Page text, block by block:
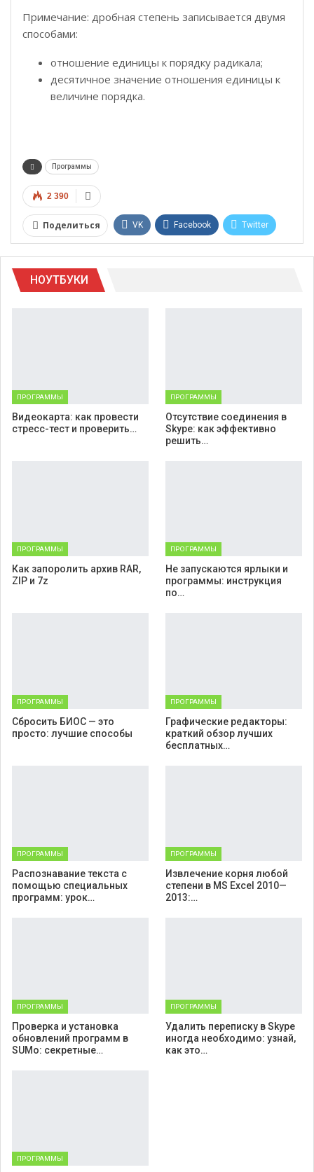
Примечание: дробная степень записывается двумя
способами:
отношение единицы к порядку радикала;
десятичное значение отношения единицы к
величине порядка.
Программы
2 390
Поделиться VK Facebook Twitter
Telegram
НОУТБУКИ
ПРОГРАММЫ
Видеокарта: как провести
стресс-тест и проверить…
ПРОГРАММЫ
Отсутствие соединения в
Skype: как эффективно
решить…
ПРОГРАММЫ
Как запоролить архив RAR,
ZIP и 7z
ПРОГРАММЫ
Не запускаются ярлыки и
программы: инструкция
по…
ПРОГРАММЫ
Cбросить БИОС — это
просто: лучшие способы
ПРОГРАММЫ
Графические редакторы:
краткий обзор лучших
бесплатных…
ПРОГРАММЫ
Распознавание текста с
помощью специальных
программ: урок…
ПРОГРАММЫ
Извлечение корня любой
степени в MS Excel 2010—
2013:…
ПРОГРАММЫ
Проверка и установка
обновлений программ в
SUMo: секретные…
ПРОГРАММЫ
Удалить переписку в Skype
иногда необходимо: узнай,
как это…
ПРОГРАММЫ